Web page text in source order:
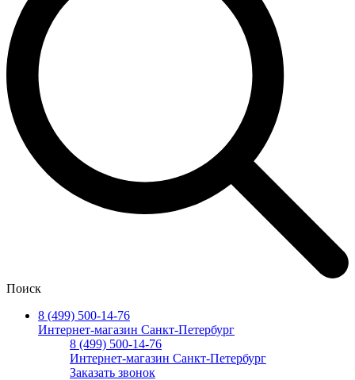
Поиск
8 (499) 500-14-76
Интернет-магазин Санкт-Петербург
8 (499) 500-14-76
Интернет-магазин Санкт-Петербург
Заказать звонок